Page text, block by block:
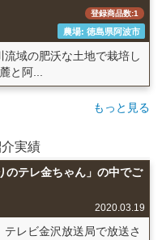
登録商品数:1
農場: 徳島県阿波市
域の肥沃な土地で栽培し
と阿...
もっと見る
実績
のテレ金ちゃん」の中でご
2020.03.19
レビ金沢放送局で放送さ